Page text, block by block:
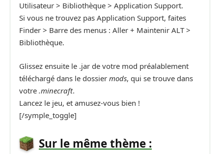
Utilisateur > Bibliothèque > Application Support.
Si vous ne trouvez pas Application Support, faites
Finder > Barre des menus : Aller + Maintenir ALT >
Bibliothèque.
Glissez ensuite le .jar de votre mod préalablement
téléchargé dans le dossier mods, qui se trouve dans
votre .minecraft.
Lancez le jeu, et amusez-vous bien !
[/symple_toggle]
Sur le même thème :